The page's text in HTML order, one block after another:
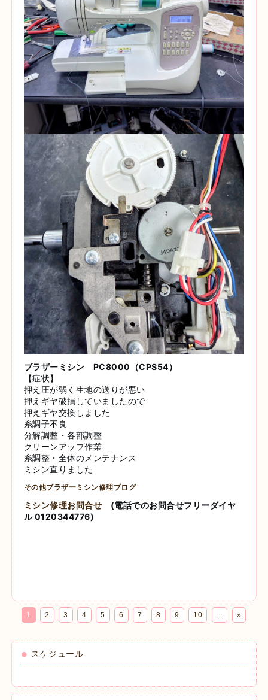
ブラザーミシン PC8000（CPS54）
【症状】
押え圧が弱く生地の送りが悪い
押えギヤ破損していましたので
押えギヤ交換しました
糸調子不良
分解調整・各部調整
クリーンアップ作業
糸調整・全体のメンテナンス
ミシン直りました
その他ブラザーミシン修理ブログ
ミシン修理お問合せ
(電話でのお問合せフリーダイヤ
ル 0120344776)
1 2 3 4 5 6 7 8 9 10 ... »
スケジュール